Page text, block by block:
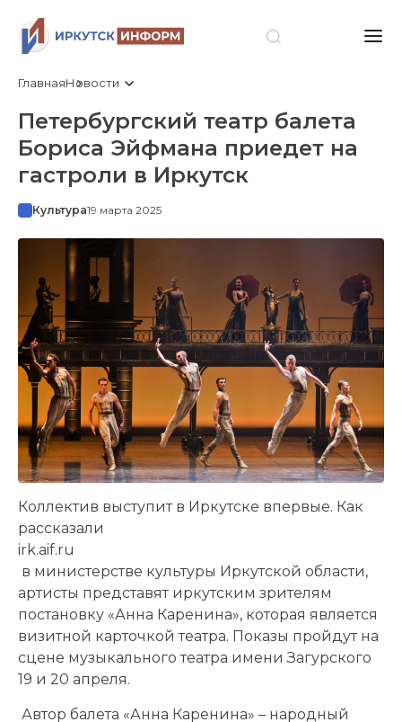
ГлавнаяНовости
Петербургский театр балета
Бориса Эйфмана приедет на
гастроли в Иркутск
Культура19 марта 2025
Коллектив выступит в Иркутске впервые. Как
рассказали
irk.aif.ru
в министерстве культуры Иркутской области,
артисты представят иркутским зрителям
постановку «Анна Каренина», которая является
визитной карточкой театра. Показы пройдут на
сцене музыкального театра имени Загурского
19 и 20 апреля.
Автор балета «Анна Каренина» – народный